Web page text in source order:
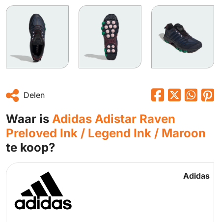
Delen
Waar is Adidas Adistar Raven
Preloved Ink / Legend Ink / Maroon
te koop?
Adidas